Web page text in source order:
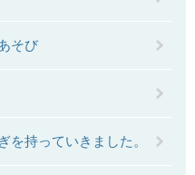
そび
持っていきました。